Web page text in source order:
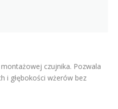
czujnika. Pozwala
i głębokości wżerów bez